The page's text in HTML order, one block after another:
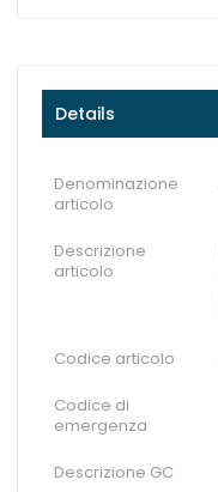
Details
Denominazione
articolo
Descrizione
articolo
Codice articolo
Codice di
emergenza
Descrizione GC